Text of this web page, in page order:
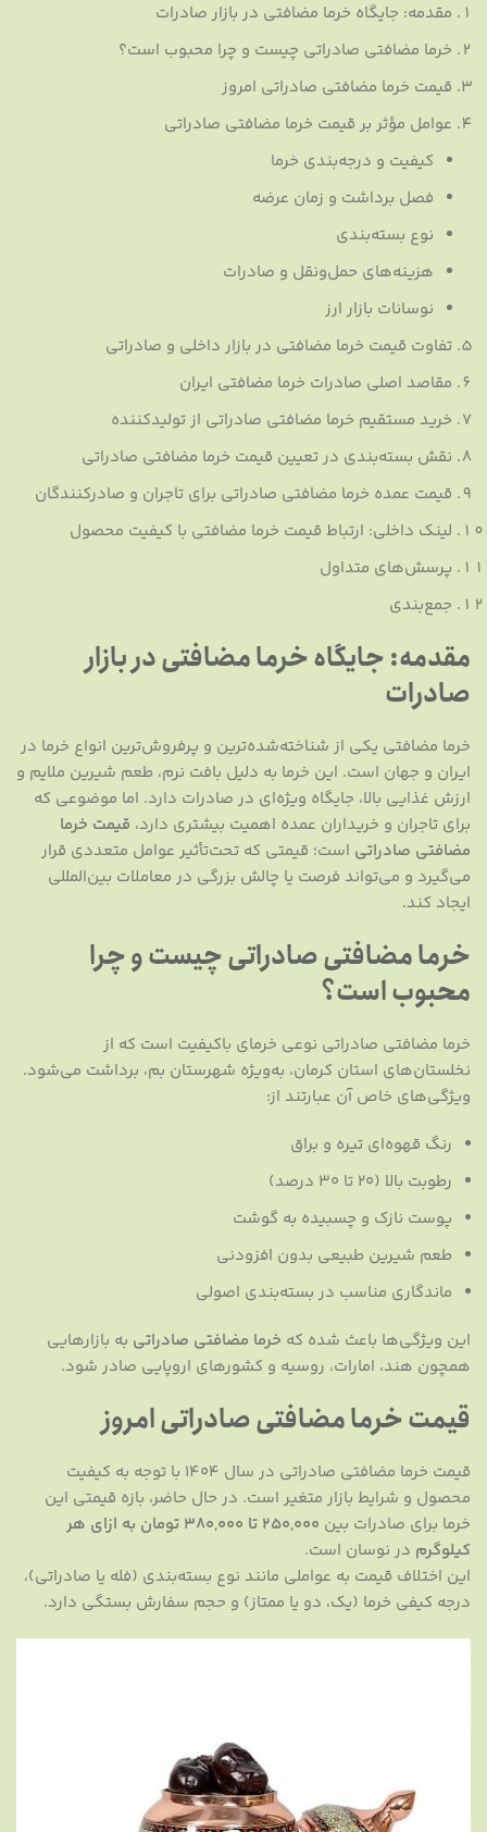
مقدمه: جایگاه خرما مضافتی در بازار صادرات
خرما مضافتی صادراتی چیست و چرا محبوب است؟
قیمت خرما مضافتی صادراتی امروز
عوامل مؤثر بر قیمت خرما مضافتی صادراتی
کیفیت و درجه‌بندی خرما
فصل برداشت و زمان عرضه
نوع بسته‌بندی
هزینه‌های حمل‌ونقل و صادرات
نوسانات بازار ارز
تفاوت قیمت خرما مضافتی در بازار داخلی و صادراتی
مقاصد اصلی صادرات خرما مضافتی ایران
خرید مستقیم خرما مضافتی صادراتی از تولیدکننده
نقش بسته‌بندی در تعیین قیمت خرما مضافتی صادراتی
قیمت عمده خرما مضافتی صادراتی برای تاجران و صادرکنندگان
لینک داخلی: ارتباط قیمت خرما مضافتی با کیفیت محصول
پرسش‌های متداول
جمع‌بندی
مقدمه: جایگاه خرما مضافتی در بازار
صادرات
خرما مضافتی یکی از شناخته‌شده‌ترین و پرفروش‌ترین انواع خرما در
ایران و جهان است. این خرما به دلیل بافت نرم، طعم شیرین ملایم و
ارزش غذایی بالا، جایگاه ویژه‌ای در صادرات دارد. اما موضوعی که
برای تاجران و خریداران عمده اهمیت بیشتری دارد، قیمت خرما
مضافتی صادراتی است؛ قیمتی که تحت‌تأثیر عوامل متعددی قرار
می‌گیرد و می‌تواند فرصت یا چالش بزرگی در معاملات بین‌المللی
ایجاد کند.
خرما مضافتی صادراتی چیست و چرا
محبوب است؟
خرما مضافتی صادراتی نوعی خرمای باکیفیت است که از
نخلستان‌های استان کرمان، به‌ویژه شهرستان بم، برداشت می‌شود.
ویژگی‌های خاص آن عبارتند از:
رنگ قهوه‌ای تیره و براق
رطوبت بالا (۲۰ تا ۳۰ درصد)
پوست نازک و چسبیده به گوشت
طعم شیرین طبیعی بدون افزودنی
ماندگاری مناسب در بسته‌بندی اصولی
این ویژگی‌ها باعث شده که خرما مضافتی صادراتی به بازارهایی
همچون هند، امارات، روسیه و کشورهای اروپایی صادر شود.
قیمت خرما مضافتی صادراتی امروز
قیمت خرما مضافتی صادراتی در سال ۱۴۰۴ با توجه به کیفیت
محصول و شرایط بازار متغیر است. در حال حاضر، بازه قیمتی این
خرما برای صادرات بین
۲۵۰,۰۰۰ تا ۳۸۰,۰۰۰ تومان به ازای هر
کیلوگرم در نوسان است.
این اختلاف قیمت به عواملی مانند نوع بسته‌بندی (فله یا صادراتی)،
درجه کیفی خرما (یک، دو یا ممتاز) و حجم سفارش بستگی دارد.